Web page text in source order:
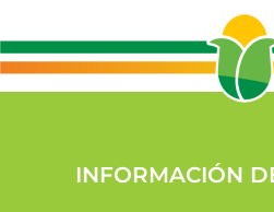
INFORMACIÓN